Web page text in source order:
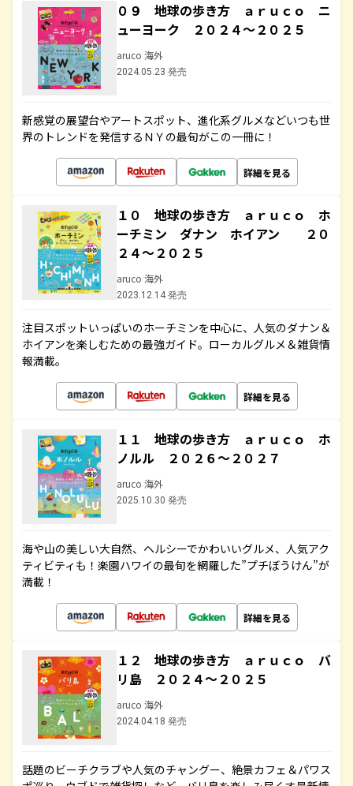
０９ 地球の歩き方 ａｒｕｃｏ ニ
ューヨーク ２０２４～２０２５
aruco 海外
2024.05.23 発売
新感覚の展望台やアートスポット、進化系グルメなどいつも世
界のトレンドを発信するＮＹの最旬がこの一冊に！
詳細を見る
１０ 地球の歩き方 ａｒｕｃｏ ホ
ーチミン ダナン ホイアン ２０
２４～２０２５
aruco 海外
2023.12.14 発売
注目スポットいっぱいのホーチミンを中心に、人気のダナン＆
ホイアンを楽しむための最強ガイド。ローカルグルメ＆雑貨情
報満載。
詳細を見る
１１ 地球の歩き方 ａｒｕｃｏ ホ
ノルル ２０２６～２０２７
aruco 海外
2025.10.30 発売
海や山の美しい大自然、ヘルシーでかわいいグルメ、人気アク
ティビティも！楽園ハワイの最旬を網羅した”プチぼうけん”が
満載！
詳細を見る
１２ 地球の歩き方 ａｒｕｃｏ バ
リ島 ２０２４～２０２５
aruco 海外
2024.04.18 発売
話題のビーチクラブや人気のチャングー、絶景カフェ＆パワス